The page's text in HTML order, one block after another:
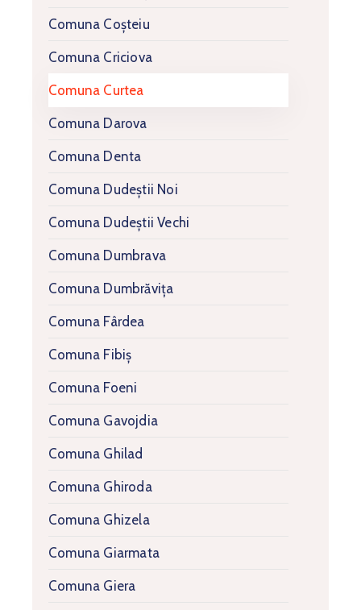
Comuna Coșteiu
Comuna Criciova
Comuna Curtea
Comuna Darova
Comuna Denta
Comuna Dudeștii Noi
Comuna Dudeștii Vechi
Comuna Dumbrava
Comuna Dumbrăvița
Comuna Fârdea
Comuna Fibiș
Comuna Foeni
Comuna Gavojdia
Comuna Ghilad
Comuna Ghiroda
Comuna Ghizela
Comuna Giarmata
Comuna Giera